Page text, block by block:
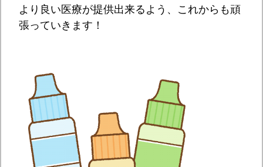
より良い医療が提供出来るよう、これからも頑
張っていきます！